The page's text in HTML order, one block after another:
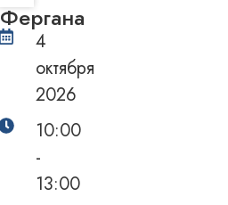
Фергана
4
oктября
2026
10:00
-
13:00